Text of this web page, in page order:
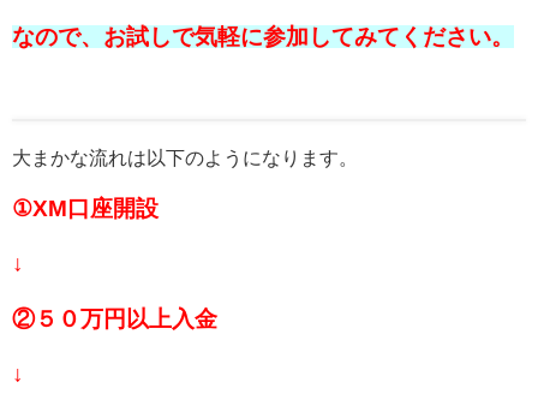
なので、お試しで気軽に参加してみてください。
大まかな流れは以下のようになります。
①XM口座開設
↓
②５０万円以上入金
↓